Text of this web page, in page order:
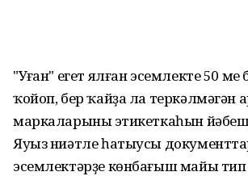
"Уңған" егет ялған эсемлекте 50
ҡойоп, бер ҡайҙа ла теркәлмәгән
маркаларының этикеткаһын
Яуыз ниәтле һатыусы
эсемлектәрҙе көнбағыш майы тип